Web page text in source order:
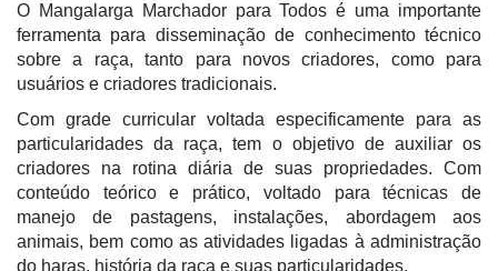
O Mangalarga Marchador para Todos é uma importante
ferramenta para disseminação de conhecimento técnico
sobre a raça, tanto para novos criadores, como para
usuários e criadores tradicionais.
Com grade curricular voltada especificamente para as
particularidades da raça, tem o objetivo de auxiliar os
criadores na rotina diária de suas propriedades. Com
conteúdo teórico e prático, voltado para técnicas de
manejo de pastagens, instalações, abordagem aos
animais, bem como as atividades ligadas à administração
do haras, história da raça e suas particularidades.